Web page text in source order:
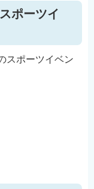
ポーツイ
スポーツイベン